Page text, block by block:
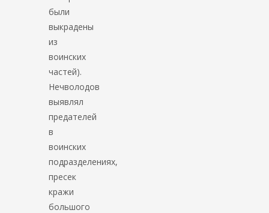
были
выкрадены
из
воинских
частей).
Нечволодов
выявлял
предателей
в
воинских
подразделениях,
пресек
кражи
большого